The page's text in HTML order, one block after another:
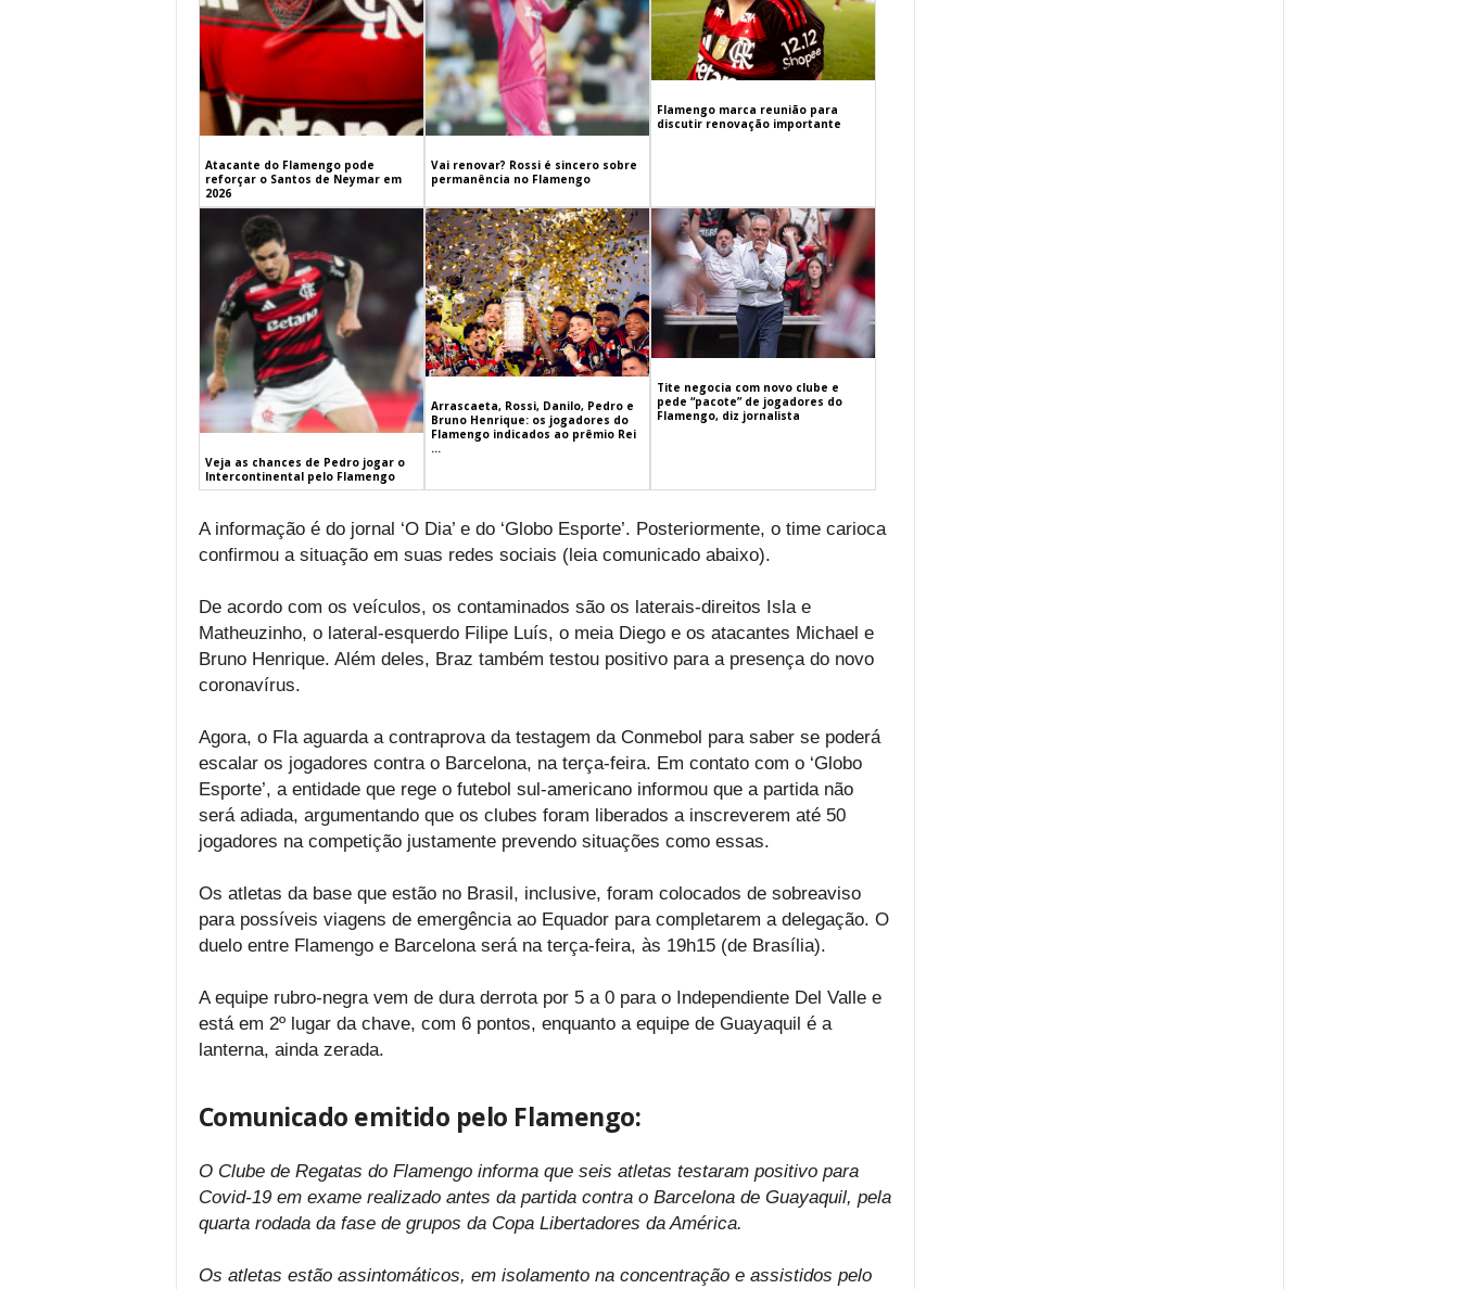
Atacante do Flamengo pode
reforçar o Santos de Neymar em
2026
Vai renovar? Rossi é sincero sobre
permanência no Flamengo
Flamengo marca reunião para
discutir renovação importante
Veja as chances de Pedro jogar o
Intercontinental pelo Flamengo
Arrascaeta, Rossi, Danilo, Pedro e
Bruno Henrique: os jogadores do
Flamengo indicados ao prêmio Rei
...
Tite negocia com novo clube e
pede “pacote” de jogadores do
Flamengo, diz jornalista
A informação é do jornal ‘O Dia’ e do ‘Globo Esporte’. Posteriormente, o time carioca
confirmou a situação em suas redes sociais (leia comunicado abaixo).
De acordo com os veículos, os contaminados são os laterais-direitos Isla e
Matheuzinho, o lateral-esquerdo Filipe Luís, o meia Diego e os atacantes Michael e
Bruno Henrique. Além deles, Braz também testou positivo para a presença do novo
coronavírus.
Agora, o Fla aguarda a contraprova da testagem da Conmebol para saber se poderá
escalar os jogadores contra o Barcelona, na terça-feira. Em contato com o ‘Globo
Esporte’, a entidade que rege o futebol sul-americano informou que a partida não
será adiada, argumentando que os clubes foram liberados a inscreverem até 50
jogadores na competição justamente prevendo situações como essas.
Os atletas da base que estão no Brasil, inclusive, foram colocados de sobreaviso
para possíveis viagens de emergência ao Equador para completarem a delegação. O
duelo entre Flamengo e Barcelona será na terça-feira, às 19h15 (de Brasília).
A equipe rubro-negra vem de dura derrota por 5 a 0 para o Independiente Del Valle e
está em 2º lugar da chave, com 6 pontos, enquanto a equipe de Guayaquil é a
lanterna, ainda zerada.
Comunicado emitido pelo Flamengo:
O Clube de Regatas do Flamengo informa que seis atletas testaram positivo para
Covid-19 em exame realizado antes da partida contra o Barcelona de Guayaquil, pela
quarta rodada da fase de grupos da Copa Libertadores da América.
Os atletas estão assintomáticos, em isolamento na concentração e assistidos pelo